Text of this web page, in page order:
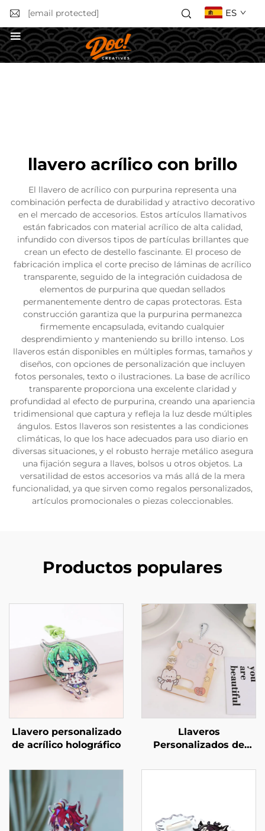
[email protected] ES
llavero acrílico con brillo
El llavero de acrílico con purpurina representa una
combinación perfecta de durabilidad y atractivo decorativo
en el mercado de accesorios. Estos artículos llamativos
están fabricados con material acrílico de alta calidad,
infundido con diversos tipos de partículas brillantes que
crean un efecto de destello fascinante. El proceso de
fabricación implica el corte preciso de láminas de acrílico
transparente, seguido de la integración cuidadosa de
elementos de purpurina que quedan sellados
permanentemente dentro de capas protectoras. Esta
construcción garantiza que la purpurina permanezca
firmemente encapsulada, evitando cualquier
desprendimiento y manteniendo su brillo intenso. Los
llaveros están disponibles en múltiples formas, tamaños y
diseños, con opciones de personalización que incluyen
fotos personales, texto o ilustraciones. La base de acrílico
transparente proporciona una excelente claridad y
profundidad al efecto de purpurina, creando una apariencia
tridimensional que captura y refleja la luz desde múltiples
ángulos. Estos llaveros son resistentes a las condiciones
climáticas, lo que los hace adecuados para uso diario en
diversas situaciones, y el robusto herraje metálico asegura
una fijación segura a llaves, bolsos u otros objetos. La
versatilidad de estos accesorios va más allá de la mera
funcionalidad, ya que sirven como regalos personalizados,
artículos promocionales o piezas coleccionables.
Productos populares
Llavero personalizado
de acrílico holográfico
Llaveros
Personalizados de
Fotos